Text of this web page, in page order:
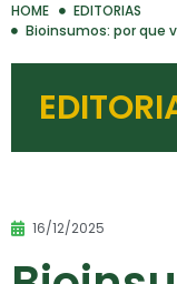
HOME
EDITORIAS
Bioinsumos: por que
16/12/2025